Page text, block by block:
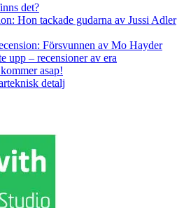
det?
Hon tackade gudarna av Jussi Adler
Försvunnen av Mo Hayder
upp – recensioner av era
asap!
detalj